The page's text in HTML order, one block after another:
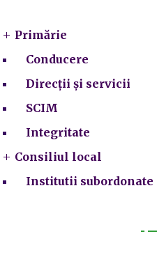
Primărie
Conducere
Direcții și servicii
SCIM
Integritate
Consiliul local
Institutii subordonate